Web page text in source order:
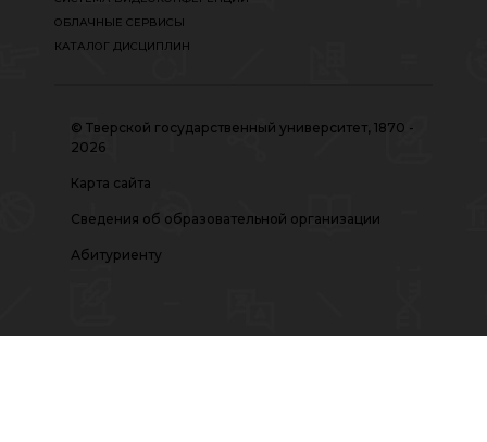
ОБЛАЧНЫЕ СЕРВИСЫ
КАТАЛОГ ДИСЦИПЛИН
© Тверской государственный университет, 1870 -
2026
Карта сайта
Сведения об образовательной организации
Абитуриенту